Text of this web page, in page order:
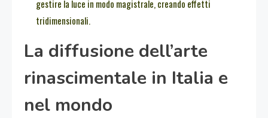
gestire la luce in modo magistrale, creando effetti
tridimensionali.
La diffusione dell’arte
rinascimentale in Italia e
nel mondo